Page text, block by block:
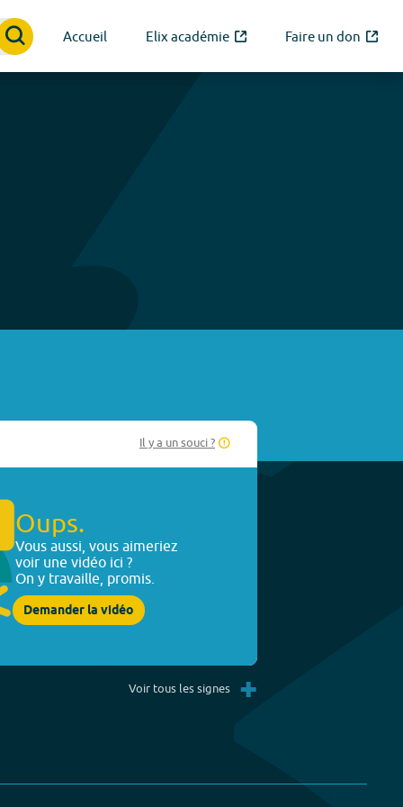
Accueil Elix académie Faire un don
Il y a un souci ?
Oups.
Vous aussi, vous aimeriez
voir une vidéo ici ?
On y travaille, promis.
Demander la vidéo
Voir tous les signes +